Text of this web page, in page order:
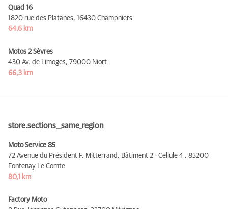
Quad 16
1820 rue des Platanes, 16430 Champniers
64,6 km
Motos 2 Sèvres
430 Av. de Limoges, 79000 Niort
66,3 km
store.sections__same_region
Moto Service 85
72 Avenue du Président F. Mitterrand, Bâtiment 2 - Cellule 4 , 85200
Fontenay Le Comte
80,1 km
Factory Moto